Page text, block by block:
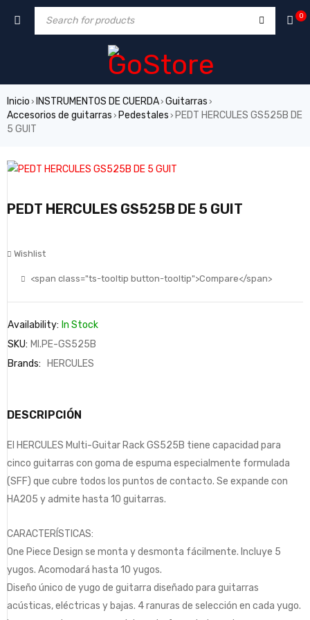
0
Inicio › INSTRUMENTOS DE CUERDA› Guitarras ›
Accesorios de guitarras › Pedestales › PEDT HERCULES GS525B DE
5 GUIT
PEDT HERCULES GS525B DE 5 GUIT
Wishlist
<span class="ts-tooltip button-tooltip">Compare</span>
Availability: In Stock
SKU: MI.PE-GS525B
Brands:
HERCULES
DESCRIPCIÓN
El HERCULES Multi-Guitar Rack GS525B tiene capacidad para
cinco guitarras con goma de espuma especialmente formulada
(SFF) que cubre todos los puntos de contacto. Se expande con
HA205 y admite hasta 10 guitarras.
CARACTERÍSTICAS:
One Piece Design se monta y desmonta fácilmente. Incluye 5
yugos. Acomodará hasta 10 yugos.
Diseño único de yugo de guitarra diseñado para guitarras
acústicas, eléctricas y bajas. 4 ranuras de selección en cada yugo.